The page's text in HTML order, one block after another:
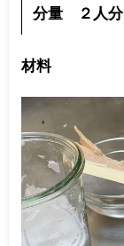
分量 ２人分
材料